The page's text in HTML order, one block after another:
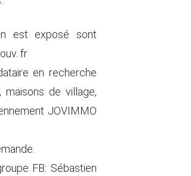
est exposé sont
fr
en recherche
maisons de village,
JOVIMMO
FB: Sébastien